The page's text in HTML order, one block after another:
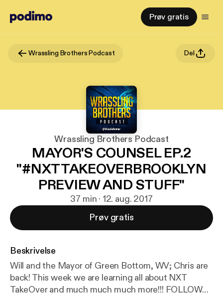
Prøv gratis
Wrassling Brothers Podcast Del
Wrassling Brothers Podcast
MAYOR'S COUNSEL EP.2
"#NXTTAKEOVERBROOKLYN
PREVIEW AND STUFF"
37 min · 12. aug. 2017
Prøv gratis
Beskrivelse
Will and the Mayor of Green Bottom, WV; Chris are
back! This week we are learning all about NXT
TakeOver and much much much more!!! FOLLOW